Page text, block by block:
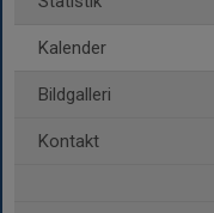
Kalender
Bildgalleri
Kontakt